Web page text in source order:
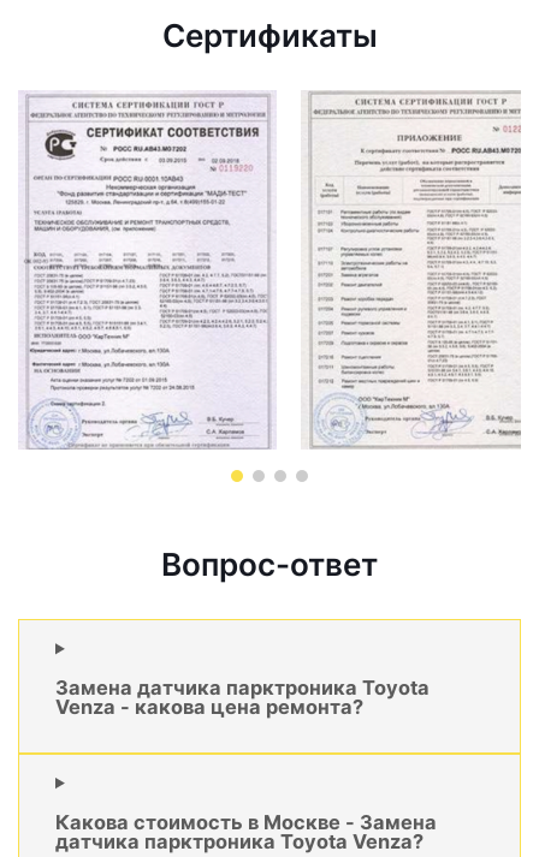
Сертификаты
Вопрос-ответ
Замена датчика парктроника Toyota
Venza - какова цена ремонта?
Какова стоимость в Москве - Замена
датчика парктроника Toyota Venza?